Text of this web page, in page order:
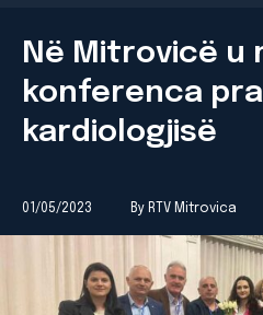
Në Mitrovicë u
konferenca
kardiologjisë
01/05/2023 By RTV Mitrovica